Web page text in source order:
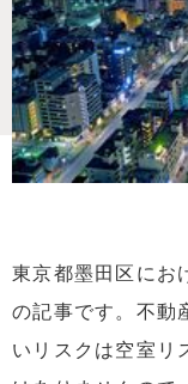
東京都墨田区にお
の記事です。不動
いリスクは空室リ